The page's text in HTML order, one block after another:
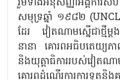
សមុទ្រឆ្នាំ ១៩៨២
ដែរ វៀតណាមស្នើជាថ្មីម្
នានា គោរពអធិបតេយ្យភ
និងយុត្តាធិការរបស់វៀត
គោរពដំណើរការការទូតនិ